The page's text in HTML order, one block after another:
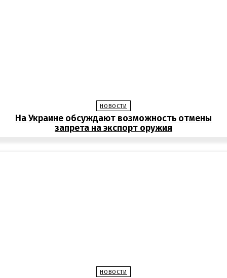
НОВОСТИ
На Украине обсуждают возможность отмены
запрета на экспорт оружия
НОВОСТИ